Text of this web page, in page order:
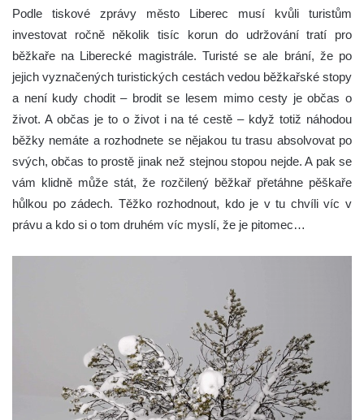
Podle tiskové zprávy město Liberec musí kvůli turistům
investovat ročně několik tisíc korun do udržování tratí pro
běžkaře na Liberecké magistrále. Turisté se ale brání, že po
jejich vyznačených turistických cestách vedou běžkařské stopy
a není kudy chodit – brodit se lesem mimo cesty je občas o
život. A občas je to o život i na té cestě – když totiž náhodou
běžky nemáte a rozhodnete se nějakou tu trasu absolvovat po
svých, občas to prostě jinak než stejnou stopou nejde. A pak se
vám klidně může stát, že rozčilený běžkař přetáhne pěškaře
hůlkou po zádech. Těžko rozhodnout, kdo je v tu chvíli víc v
právu a kdo si o tom druhém víc myslí, že je pitomec…